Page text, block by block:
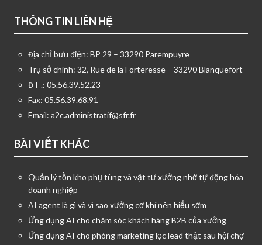
THÔNG TIN LIÊN HỆ
Địa chỉ bưu điện: BP 29 – 33290 Parempuyre
Trụ sở chính: 32, Rue de la Forteresse – 33290 Blanquefort
ĐT .: 05.56.39.52.23
Fax: 05.56.39.68.91
Email: a2c.administratif@sfr.fr
BÀI VIẾT KHÁC
Quản lý tồn kho phụ tùng và vật tư xưởng nhờ tự động hóa
doanh nghiệp
AI agent là gì và vì sao xưởng cơ khí nên hiểu sớm
Ứng dụng AI cho chăm sóc khách hàng B2B của xưởng
Ứng dụng AI cho phòng marketing lọc lead thật sau hội chợ